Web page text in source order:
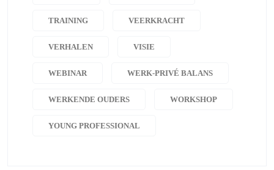
TRAINING VEERKRACHT
VERHALEN VISIE
WEBINAR WERK-PRIVÉ BALANS
WERKENDE OUDERS WORKSHOP
YOUNG PROFESSIONAL